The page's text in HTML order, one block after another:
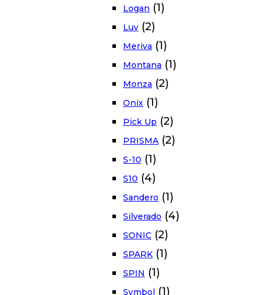
Logan (1)
Luv (2)
Meriva (1)
Montana (1)
Monza (2)
Onix (1)
Pick Up (2)
PRISMA (2)
S-10 (1)
S10 (4)
Sandero (1)
Silverado (4)
SONIC (2)
SPARK (1)
SPIN (1)
Symbol (1)